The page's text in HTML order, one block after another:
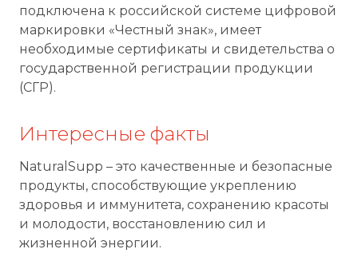
подключена к российской системе цифровой
маркировки «Честный знак», имеет
необходимые сертификаты и свидетельства о
государственной регистрации продукции
(СГР).
Интересные факты
NaturalSupp – это качественные и безопасные
продукты, способствующие укреплению
здоровья и иммунитета, сохранению красоты
и молодости, восстановлению сил и
жизненной энергии.